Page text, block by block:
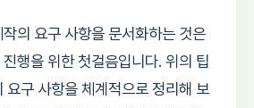
의 요구 사항을 문서화하는 것은
행을 위한 첫걸음입니다. 위의 팁
요구 사항을 체계적으로 정리해 보